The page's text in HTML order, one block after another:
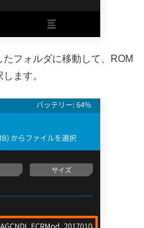
フォルダに移動して、ROM
ます。